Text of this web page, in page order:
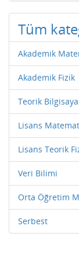
Tüm
Akademik
Akademik Fizik
Teorik
Lisans
Lisans Teorik
Veri Bilimi
Orta Öğretim
Serbest